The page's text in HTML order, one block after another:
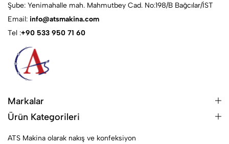
Şube: Yenimahalle mah. Mahmutbey Cad. No:198/B Bağcılar/İST
Email: info@atsmakina.com
Tel :+90 533 950 71 60
Markalar
Ürün Kategorileri
ATS Makina olarak nakış ve konfeksiyon